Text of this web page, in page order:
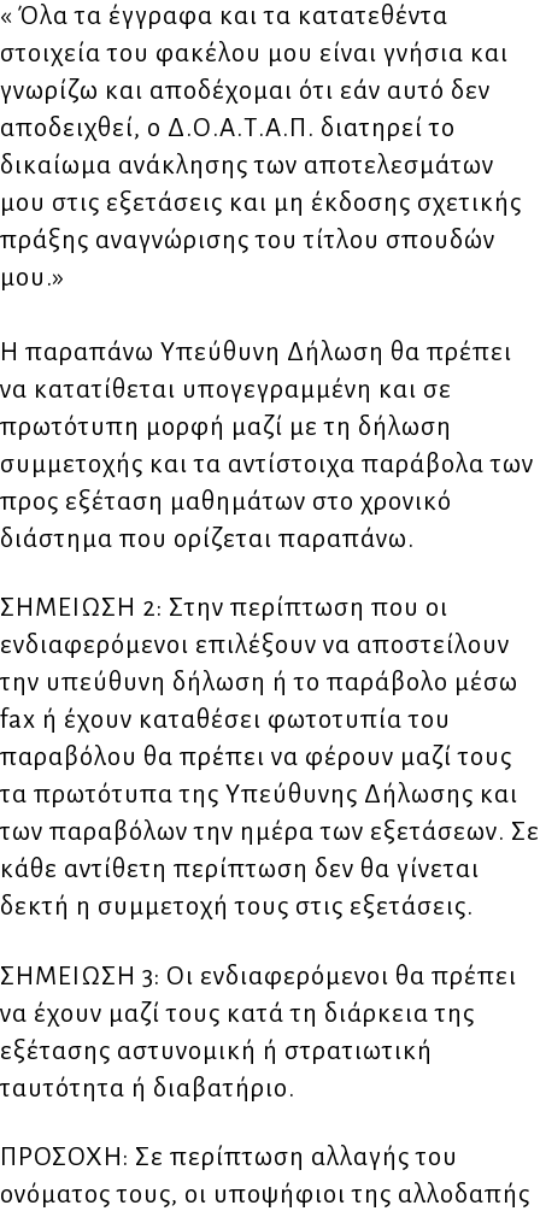
« Όλα τα έγγραφα και τα κατατεθέντα
στοιχεία του φακέλου μου είναι γνήσια και
γνωρίζω και αποδέχομαι ότι εάν αυτό δεν
αποδειχθεί, ο Δ.Ο.Α.Τ.Α.Π. διατηρεί το
δικαίωμα ανάκλησης των αποτελεσμάτων
μου στις εξετάσεις και μη έκδοσης σχετικής
πράξης αναγνώρισης του τίτλου σπουδών
μου.»
Η παραπάνω Υπεύθυνη Δήλωση θα πρέπει
να κατατίθεται υπογεγραμμένη και σε
πρωτότυπη μορφή μαζί με τη δήλωση
συμμετοχής και τα αντίστοιχα παράβολα των
προς εξέταση μαθημάτων στο χρονικό
διάστημα που ορίζεται παραπάνω.
ΣΗΜΕΙΩΣΗ 2: Στην περίπτωση που οι
ενδιαφερόμενοι επιλέξουν να αποστείλουν
την υπεύθυνη δήλωση ή το παράβολο μέσω
fax ή έχουν καταθέσει φωτοτυπία του
παραβόλου θα πρέπει να φέρουν μαζί τους
τα πρωτότυπα της Υπεύθυνης Δήλωσης και
των παραβόλων την ημέρα των εξετάσεων. Σε
κάθε αντίθετη περίπτωση δεν θα γίνεται
δεκτή η συμμετοχή τους στις εξετάσεις.
ΣΗΜΕΙΩΣΗ 3: Οι ενδιαφερόμενοι θα πρέπει
να έχουν μαζί τους κατά τη διάρκεια της
εξέτασης αστυνομική ή στρατιωτική
ταυτότητα ή διαβατήριο.
ΠΡΟΣΟΧΗ: Σε περίπτωση αλλαγής του
ονόματος τους, οι υποψήφιοι της αλλοδαπής